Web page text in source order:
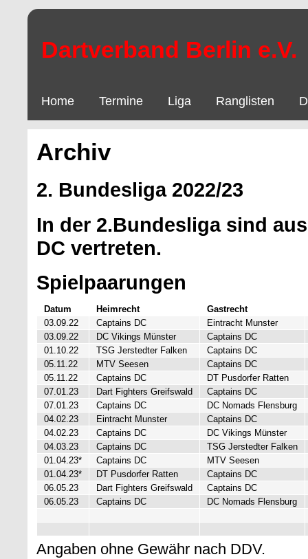
Dartverband Berlin e.V.
Home Termine Liga Ranglisten
Archiv
2. Bundesliga 2022/23
In der 2.Bundesliga sind
DC vertreten.
Spielpaarungen
Datum Heimrecht
Gastrecht
03.09.22
Captains DC
Eintracht Munster
03.09.22
DC Vikings Münster
Captains DC
01.10.22
TSG Jerstedter Falken
Captains DC
05.11.22
MTV Seesen
Captains DC
05.11.22
Captains DC
DT Pusdorfer Ratten
07.01.23
Dart Fighters Greifswald
Captains DC
07.01.23
Captains DC
DC Nomads Flensburg
04.02.23
Eintracht Munster
Captains DC
04.02.23
Captains DC
DC Vikings Münster
04.03.23
Captains DC
TSG Jerstedter Falken
01.04.23*
Captains DC
MTV Seesen
01.04.23*
DT Pusdorfer Ratten
Captains DC
06.05.23
Dart Fighters Greifswald
Captains DC
06.05.23
Captains DC DC Nomads Flensburg
Angaben ohne Gewähr nach DDV.